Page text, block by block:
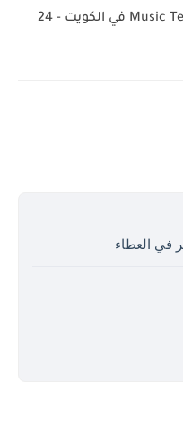
وظائف معلم موسيقى Music Teacher في الكويت - 24
في العطاء